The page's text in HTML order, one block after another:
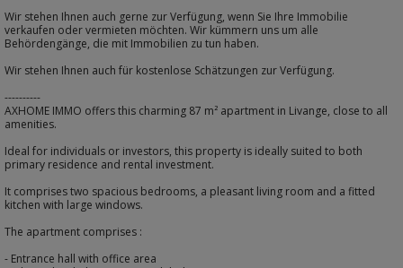
Wir stehen Ihnen auch gerne zur Verfügung, wenn Sie Ihre Immobilie
verkaufen oder vermieten möchten. Wir kümmern uns um alle
Behördengänge, die mit Immobilien zu tun haben.
Wir stehen Ihnen auch für kostenlose Schätzungen zur Verfügung.
----------
AXHOME IMMO offers this charming 87 m² apartment in Livange, close to all
amenities.
Ideal for individuals or investors, this property is ideally suited to both
primary residence and rental investment.
It comprises two spacious bedrooms, a pleasant living room and a fitted
kitchen with large windows.
The apartment comprises :
- Entrance hall with office area